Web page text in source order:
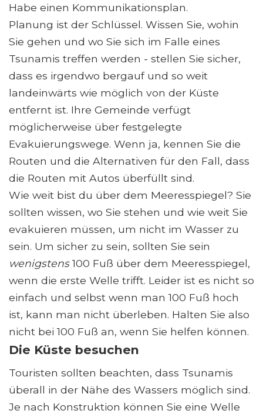
Habe einen Kommunikationsplan.
Planung ist der Schlüssel. Wissen Sie, wohin
Sie gehen und wo Sie sich im Falle eines
Tsunamis treffen werden - stellen Sie sicher,
dass es irgendwo bergauf und so weit
landeinwärts wie möglich von der Küste
entfernt ist. Ihre Gemeinde verfügt
möglicherweise über festgelegte
Evakuierungswege. Wenn ja, kennen Sie die
Routen und die Alternativen für den Fall, dass
die Routen mit Autos überfüllt sind.
Wie weit bist du über dem Meeresspiegel? Sie
sollten wissen, wo Sie stehen und wie weit Sie
evakuieren müssen, um nicht im Wasser zu
sein. Um sicher zu sein, sollten Sie sein
wenigstens100 Fuß über dem Meeresspiegel,
wenn die erste Welle trifft. Leider ist es nicht so
einfach und selbst wenn man 100 Fuß hoch
ist, kann man nicht überleben. Halten Sie also
nicht bei 100 Fuß an, wenn Sie helfen können.
Die Küste besuchen
Touristen sollten beachten, dass Tsunamis
überall in der Nähe des Wassers möglich sind.
Je nach Konstruktion können Sie eine Welle